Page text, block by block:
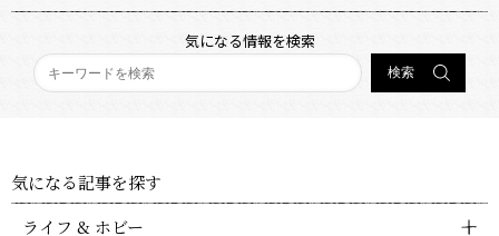
気になる情報を検索
気になる記事を探す
ライフ & ホビー